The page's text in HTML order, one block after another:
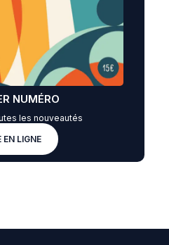
NUMÉRO
les nouveautés
EN LIGNE